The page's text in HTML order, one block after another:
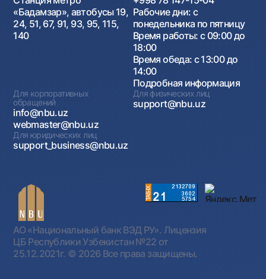
«Бадамзар», автобусы 19,
24, 51, 67, 91, 93, 95, 115,
140
Рабочие дни: с
понедельника по пятницу
Время работы: с 09:00 до
18:00
Время обеда: с 13:00 до
14:00
Подробная информация
Для корпоративных
обращений
info@nbu.uz
webmaster@nbu.uz
Для физических лиц
support@nbu.uz
Для юридических лиц
support_business@nbu.uz
АО «Национальный банк ВЭД РУ». Лицензия
ЦБ Республики Узбекистан №22 от
25.12.2021г. © 2026 Все права защищены.